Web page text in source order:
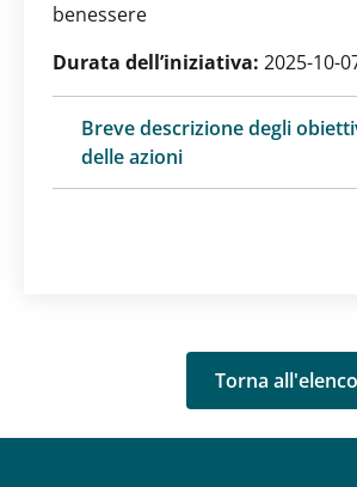
benessere
Durata dell’iniziativa: 2025-10-
Breve descrizione degli
delle azioni
Torna